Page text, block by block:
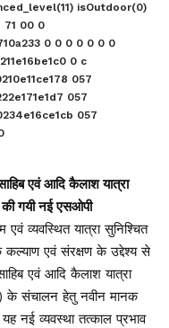
isOutdoor(0)
71 00 0
0 0 0 0 0 0 0
0 c
057
057
057
एवं आदि कैलाश यात्रा
गयी नई एसओपी
एवं व्यवस्थित यात्रा सुनिश्चित
कल्याण एवं संरक्षण के उद्देश्य से
एवं आदि कैलाश यात्रा
के संचालन हेतु नवीन मानक
नई व्यवस्था तत्काल प्रभाव